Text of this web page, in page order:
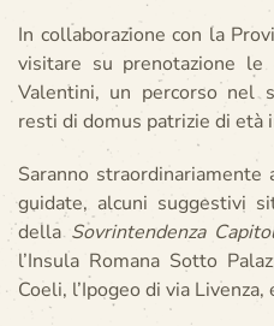
In collaborazione con la
visitare su prenotazione le
Valentini, un percorso nel
resti di domus patrizie di età
Saranno
guidate, alcuni suggestivi
della Sovrintendenza
l’Insula Romana Sotto
Coeli, l’Ipogeo di via